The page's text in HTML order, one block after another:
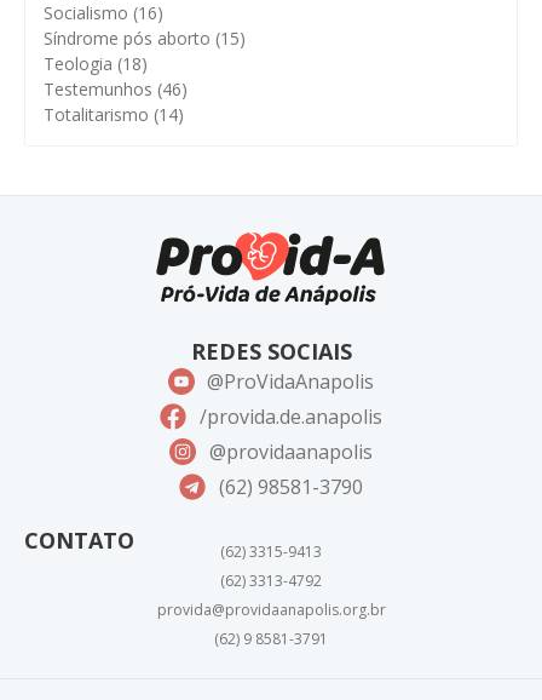
Socialismo (16)
Síndrome pós aborto (15)
Teologia (18)
Testemunhos (46)
Totalitarismo (14)
CONTATO
(62) 3315-9413
(62) 3313-4792
provida@providaanapolis.org.br
(62) 9 8581-3791
REDES SOCIAIS
@ProVidaAnapolis
/provida.de.anapolis
@providaanapolis
(62) 98581-3790